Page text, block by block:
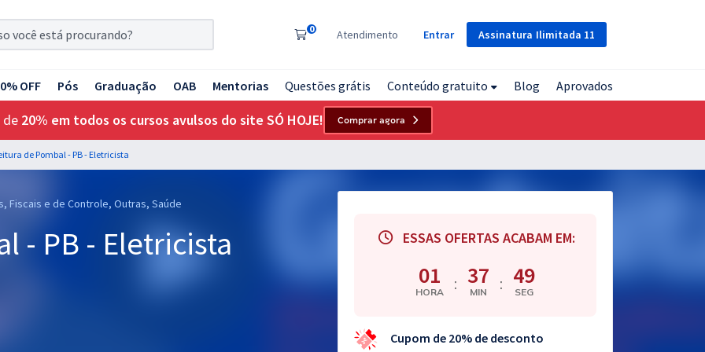
Assinatura Ilimitada 11
0 Atendimento Entrar
OFF Pós Graduação OAB Mentorias Questões grátis Conteúdo gratuito Blog Aprovados
de 20% em todos os cursos avulsos do site SÓ HOJE! Comprar agora
de Pombal - PB - Eletricista
Fiscais e de Controle, Outras, Saúde
- PB - Eletricista ESSAS OFERTAS ACABAM EM:
01
HORA : 37
MIN : 48
SEG
Cupom de 20% de desconto